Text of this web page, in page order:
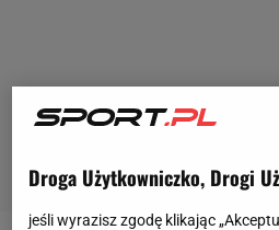
Droga Użytkowniczko, Drogi
jeśli wyrazisz zgodę klikając